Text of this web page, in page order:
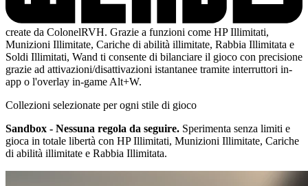
create da ColonelRVH. Grazie a funzioni come HP Illimitati,
Munizioni Illimitate, Cariche di abilità illimitate, Rabbia Illimitata e
Soldi Illimitati, Wand ti consente di bilanciare il gioco con precisione
grazie ad attivazioni/disattivazioni istantanee tramite interruttori in-
app o l'overlay in-game Alt+W.
Collezioni selezionate per ogni stile di gioco
Sandbox - Nessuna regola da seguire. Sperimenta senza limiti e
gioca in totale libertà con HP Illimitati, Munizioni Illimitate, Cariche
di abilità illimitate e Rabbia Illimitata.